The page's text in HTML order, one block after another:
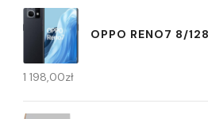
OPPO RENO7 8/
1 198,00zł